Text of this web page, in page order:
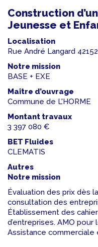
Construction
Jeunesse et
Localisation
Rue André Langard
Notre mission
BASE + EXE
Maître d’ouvrage
Commune de L'HORME
Montant travaux
3 397 080 €
BET Fluides
CLEMATIS
Autres
Notre mission
Évaluation des prix dès
consultation des
Établissement des
d’entreprises. AMO
Assistance commerciale